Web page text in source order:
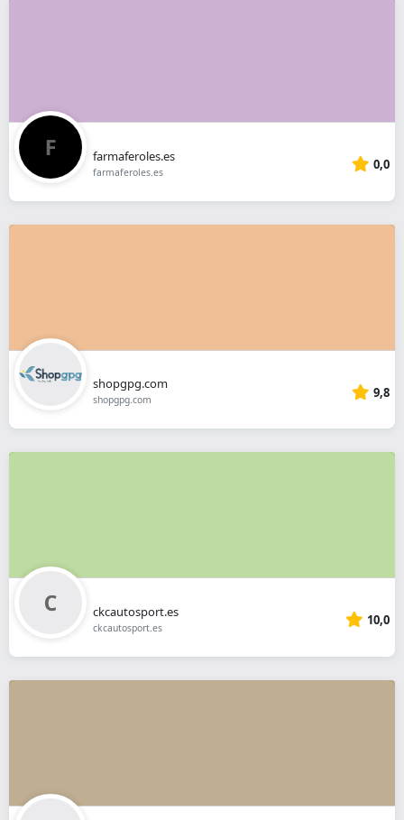
farmaferoles.es
farmaferoles.es 0,0
shopgpg.com
shopgpg.com 9,8
ckcautosport.es
ckcautosport.es 10,0